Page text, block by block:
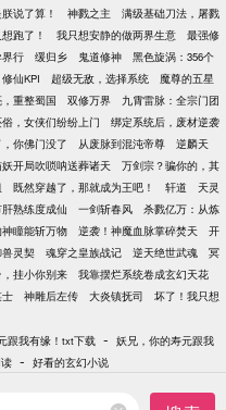
说了算！ 神戮之主
满级基础刀法，屠戮
跑了！ 我只想安静的做两界生意
最强修
行 缓归乡 鬼道修神
黑色旋涡：356个
修仙KPI 超级无敌，选择系统
魔尊的五星
重整蜀国 双修万界
九霄雷脉：全宗门团
，女侠们纷纷上门
绑定系统后，废材逆袭
你佛门没了 从废脉到混沌帝尊
逆麟天
开局吹唢呐送葬诸天
万剑宗？骗你的，其
既然穿越了，那就成为王吧！ 轩道
天灵
熟练度成仙 一剑斩春风
杀戮亿万：从炼
瞳能斩万物 逆袭！神魔血脉掌碎焚天
开
灵契 魂穿之皇族战记 逆天绝世武魂
冥
挂小你别来
我靠摆烂系统卷成玄幻天花
神雕后左传 大炎镇抚司
坏了！我只想
跟我有缘！txt下载 - 妖兄，你的寿元跟我
- 好看的玄幻小说